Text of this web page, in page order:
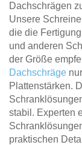
Dachschrägen
Unsere
die die
und anderen
der Größe
Dachschräge
Plattenstärken.
stabil. Experten
praktischen